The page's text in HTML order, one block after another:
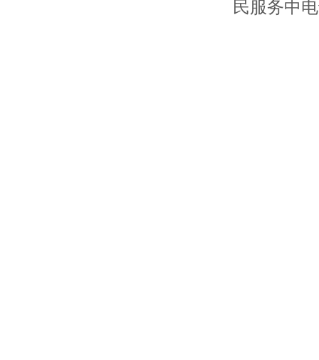
民服务中